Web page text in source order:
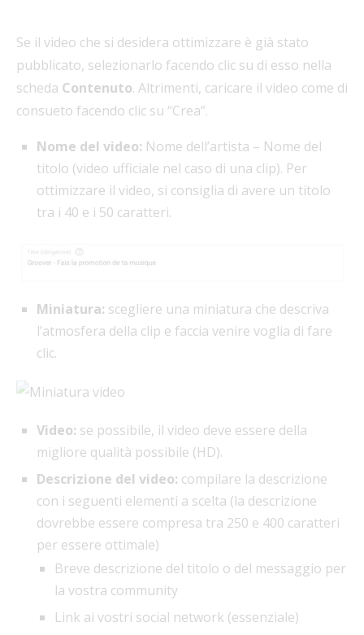
Se il video che si desidera ottimizzare è già stato
pubblicato, selezionarlo facendo clic su di esso nella
scheda Contenuto. Altrimenti, caricare il video come di
consueto facendo clic su “Crea”.
Nome del video: Nome dell’artista – Nome del
titolo (video ufficiale nel caso di una clip). Per
ottimizzare il video, si consiglia di avere un titolo
tra i 40 e i 50 caratteri.
Miniatura: scegliere una miniatura che descriva
l’atmosfera della clip e faccia venire voglia di fare
clic.
Video: se possibile, il video deve essere della
migliore qualità possibile (HD).
Descrizione del video: compilare la descrizione
con i seguenti elementi a scelta (la descrizione
dovrebbe essere compresa tra 250 e 400 caratteri
per essere ottimale)
Breve descrizione del titolo o del messaggio per
la vostra community
Link ai vostri social network (essenziale)